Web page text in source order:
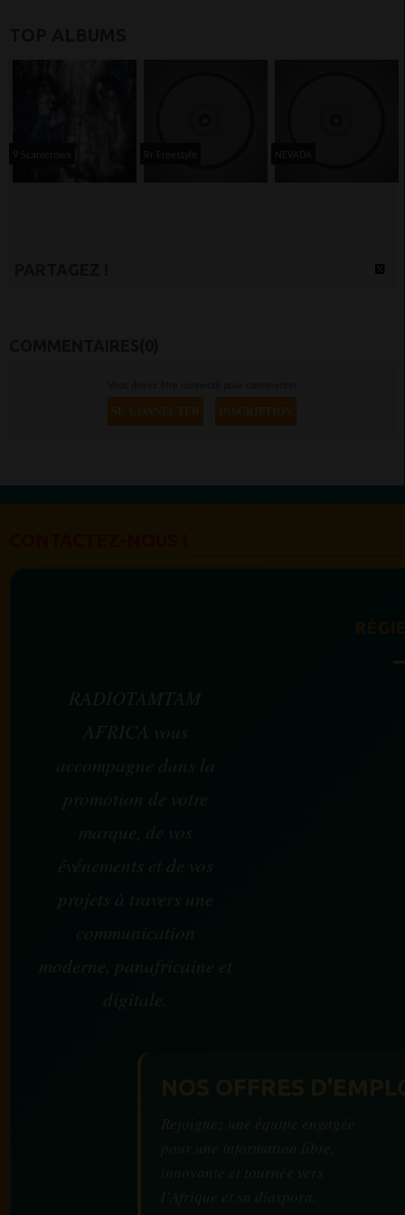
SE CONNECTER INSCRIPTION
RADIOTAMTAM
AFRICA vous
accompagne dans la
promotion de votre
marque, de vos
événements et de vos
projets à travers une
communication
moderne, panafricaine et
digitale.